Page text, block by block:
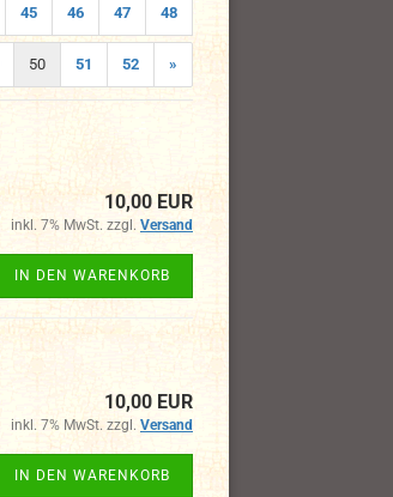
45 46 47 48
50 51 52 »
10,00 EUR
inkl. 7% MwSt. zzgl. Versand
IN DEN WARENKORB
10,00 EUR
inkl. 7% MwSt. zzgl. Versand
IN DEN WARENKORB